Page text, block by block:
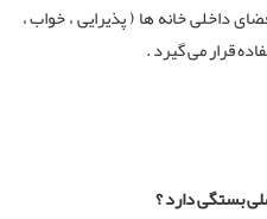
داخلی خانه ها ( پذیرایی ، خواب ،
قرار می گیرد .
بستگی دارد ؟